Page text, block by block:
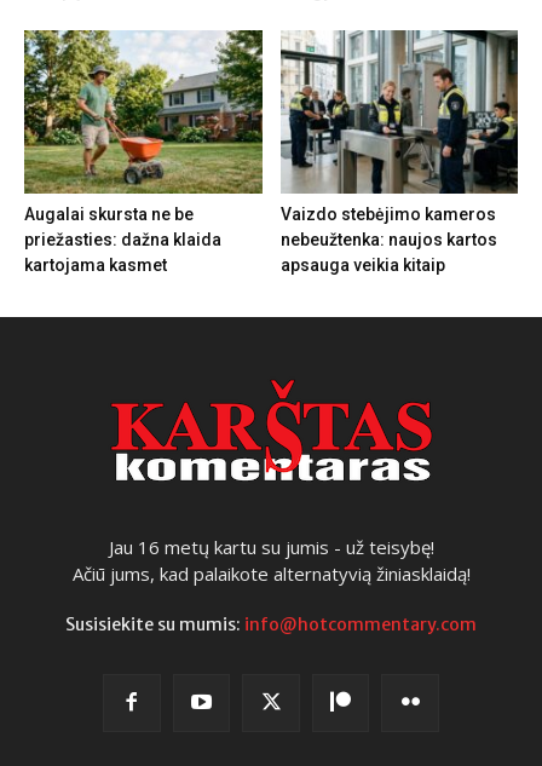
Augalai skursta ne be
priežasties: dažna klaida
kartojama kasmet
Vaizdo stebėjimo kameros
nebeužtenka: naujos kartos
apsauga veikia kitaip
Jau 16 metų kartu su jumis - už teisybę!
Ačiū jums, kad palaikote alternatyvią žiniasklaidą!
Susisiekite su mumis: info@hotcommentary.com